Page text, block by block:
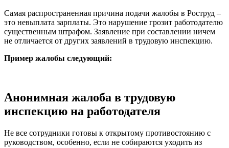
Самая распространенная причина подачи жалобы в Роструд –
это невыплата зарплаты. Это нарушение грозит работодателю
существенным штрафом. Заявление при составлении ничем
не отличается от других заявлений в трудовую инспекцию.
Пример жалобы следующий:
Анонимная жалоба в трудовую
инспекцию на работодателя
Не все сотрудники готовы к открытому противостоянию с
руководством, особенно, если не собираются уходить из